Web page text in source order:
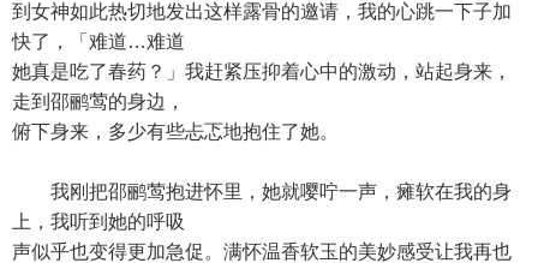
到女神如此热切地发出这样露骨的邀请，我的心跳一下子加
快了，「难道…难道
她真是吃了春药？」我赶紧压抑着心中的激动，站起身来，
走到邵鹂莺的身边，
俯下身来，多少有些忐忑地抱住了她。
我刚把邵鹂莺抱进怀里，她就嘤咛一声，瘫软在我的身
上，我听到她的呼吸
声似乎也变得更加急促。满怀温香软玉的美妙感受让我再也